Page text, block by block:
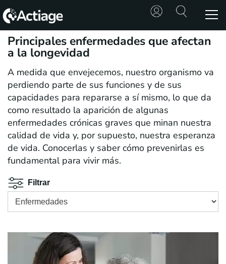
SHOP
TRATAMIENTOS
CONSULTA
CONOCE
ACTIAGE
RECURSOS
Principales enfermedades que afectan
a la longevidad
A medida que envejecemos, nuestro organismo va
perdiendo parte de sus funciones y de sus
capacidades para repararse a sí mismo, lo que da
como resultado la aparición de algunas
enfermedades crónicas graves que minan nuestra
calidad de vida y, por supuesto, nuestra esperanza
de vida. Conocerlas y saber cómo prevenirlas es
fundamental para vivir más.
Filtrar